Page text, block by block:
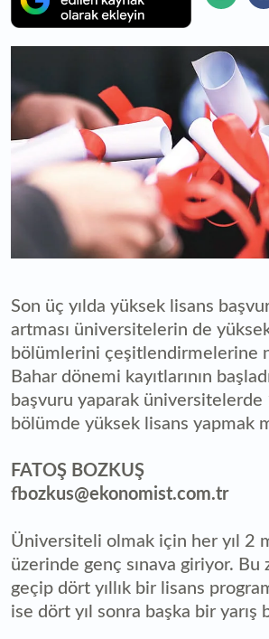
Son üç yılda yüksek lisans
artması üniversitelerin de
bölümlerini çeşitlendirmelerine
Bahar dönemi kayıtlarının
başvuru yaparak üniversitelerde
bölümde yüksek lisans yapmak
FATOŞ BOZKUŞ
fbozkus@ekonomist.com.tr
Üniversiteli olmak için her yıl 2
üzerinde genç sınava giriyor. Bu
geçip dört yıllık bir lisans
ise dört yıl sonra başka bir yarış